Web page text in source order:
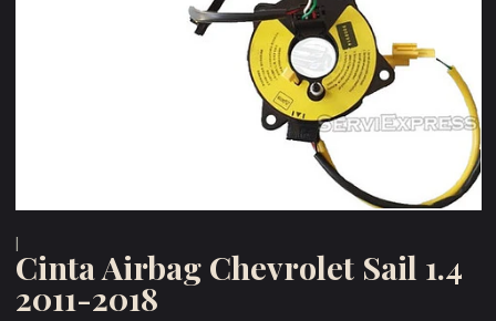
Cinta Airbag Chevrolet Sail 1.4
2011-2018